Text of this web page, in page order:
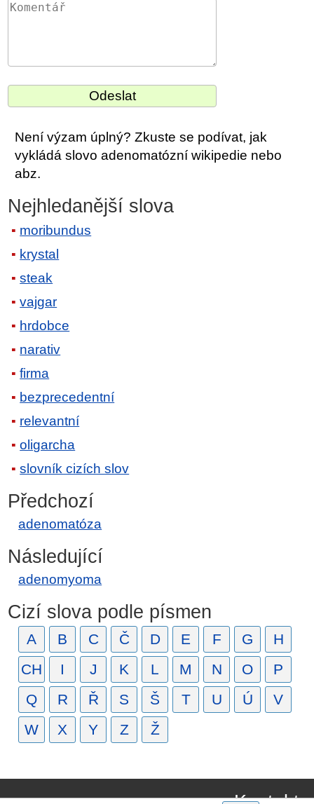
Není výzam úplný? Zkuste se podívat, jak
vykládá slovo adenomatózní wikipedie nebo
abz.
Nejhledanější slova
moribundus
krystal
steak
vajgar
hrdobce
narativ
firma
bezprecedentní
relevantní
oligarcha
slovník cizích slov
Předchozí
adenomatóza
Následující
adenomyoma
Cizí slova podle písmen
A B C Č D E F G
H
CH
I J K L M N O
P
Q
R Ř S Š T U Ú
V
W
X Y Z Ž